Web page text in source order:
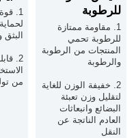
للرطوبة
1. مقاومة ممتازة
للرطوبة تحمي
المنتجات من الرطوبة
والرطوبة
2. خفيفة الوزن للغاية
لتقليل وزن تعبئة
البضائع وانبعاثات
العادم الناتجة عن
النقل
1.
البثق
2.
من